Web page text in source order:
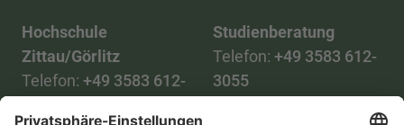
Hochschule
Zittau/Görlitz
Telefon: +49 3583 612-
Studienberatung
Telefon: +49 3583 612-
3055